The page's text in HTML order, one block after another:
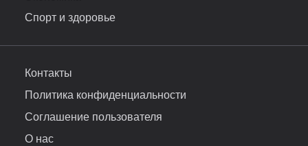
Спорт и здоровье
Контакты
Политика конфиденциальности
Соглашение пользователя
О нас